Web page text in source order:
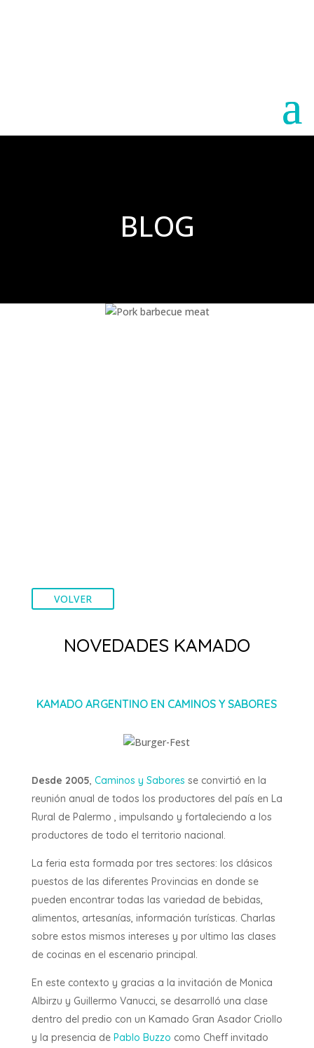
BLOG
VOLVER
NOVEDADES KAMADO
KAMADO ARGENTINO EN CAMINOS Y SABORES
Desde 2005, Caminos y Sabores se convirtió en la
reunión anual de todos los productores del país en La
Rural de Palermo , impulsando y fortaleciendo a los
productores de todo el territorio nacional.
La feria esta formada por tres sectores: los clásicos
puestos de las diferentes Provincias en donde se
pueden encontrar todas las variedad de bebidas,
alimentos, artesanías, información turísticas. Charlas
sobre estos mismos intereses y por ultimo las clases
de cocinas en el escenario principal.
En este contexto y gracias a la invitación de Monica
Albirzu y Guillermo Vanucci, se desarrolló una clase
dentro del predio con un Kamado Gran Asador Criollo
y la presencia de Pablo Buzzo como Cheff invitado